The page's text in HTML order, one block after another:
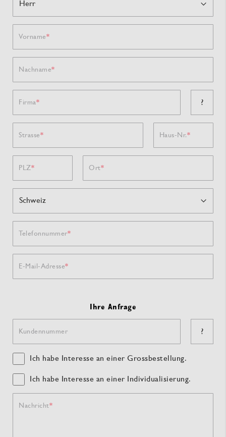
Vorname
Nachname
Firma ?
Strasse Haus-Nr.
PLZ Ort
Telefonnummer
E-Mail-Adresse
Ihre Anfrage
Kundennummer ?
Ich habe Interesse an einer Grossbestellung.
Ich habe Interesse an einer Individualisierung.
Nachricht